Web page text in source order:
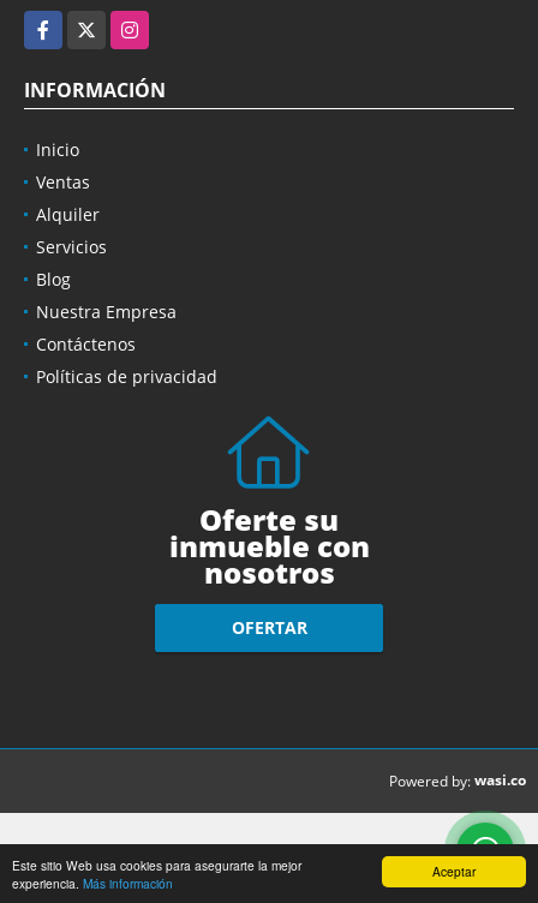
Aceptar
Este sitio Web usa cookies para asegurarte la mejor
experiencia. Más información
Facebook
Instagram
INFORMACIÓN
Inicio
Ventas
Alquiler
Servicios
Blog
Nuestra Empresa
Contáctenos
Políticas de privacidad
Oferte su
inmueble con
nosotros
OFERTAR
Powered by:wasi.co